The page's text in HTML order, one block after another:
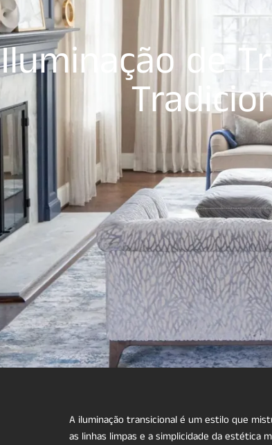
Iluminação de
A iluminação transicional é um estilo que
as linhas limpas e a simplicidade da estética